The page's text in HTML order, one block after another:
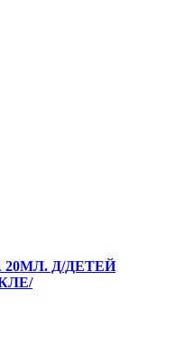
20МЛ. Д/ДЕТЕЙ